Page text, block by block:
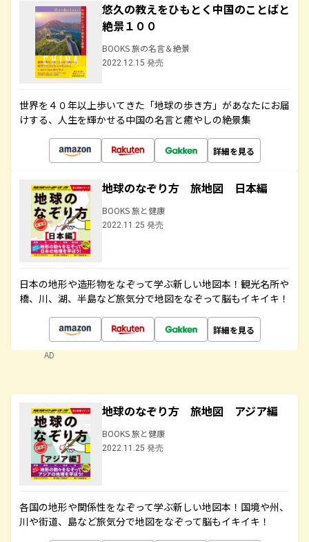
悠久の教えをひもとく中国のことばと
絶景１００
BOOKS 旅の名言＆絶景
2022.12.15 発売
世界を４０年以上歩いてきた「地球の歩き方」があなたにお届
けする、人生を輝かせる中国の名言と癒やしの絶景集
詳細を見る
地球のなぞり方 旅地図 日本編
BOOKS 旅と健康
2022.11.25 発売
日本の地形や造形物をなぞって学ぶ新しい地図本！観光名所や
橋、川、湖、半島など旅気分で地図をなぞって脳もイキイキ！
詳細を見る
AD
地球のなぞり方 旅地図 アジア編
BOOKS 旅と健康
2022.11.25 発売
各国の地形や関係性をなぞって学ぶ新しい地図本！国境や州、
川や街道、島など旅気分で地図をなぞって脳もイキイキ！